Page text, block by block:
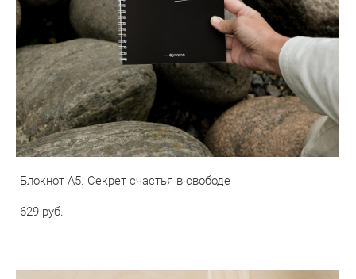
Блокнот А5. Секрет счастья в свободе
629 pуб.